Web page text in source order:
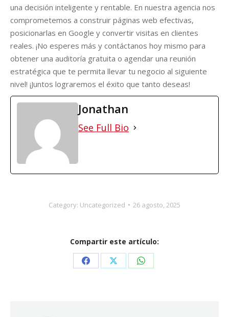
una decisión inteligente y rentable. En nuestra agencia nos
comprometemos a construir páginas web efectivas,
posicionarlas en Google y convertir visitas en clientes
reales. ¡No esperes más y contáctanos hoy mismo para
obtener una auditoría gratuita o agendar una reunión
estratégica que te permita llevar tu negocio al siguiente
nivel! ¡Juntos lograremos el éxito que tanto deseas!
Jonathan
See Full Bio
Category: Uncategorized 26 agosto, 2025
Compartir este artículo:
Share Share Share